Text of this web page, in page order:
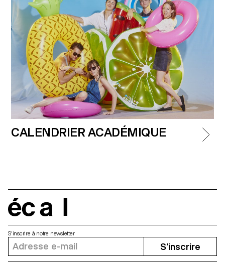
CALENDRIER ACADÉMIQUE
S'inscrire à notre newsletter
S'inscrire